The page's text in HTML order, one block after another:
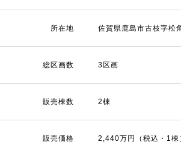
所在地 佐賀県鹿島市古枝字
総区画数 3区画
販売棟数 2棟
販売価格 2,440万円（税込・1棟